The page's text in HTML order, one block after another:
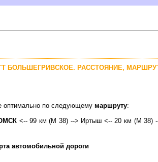
БОЛЬШЕГРИВСКОЕ. РАССТОЯНИЕ,
оптимально по следующему маршруту:
<-- 99 км (М 38) --> Иртыш <-- 20 км (М 38)
автомобильной дороги